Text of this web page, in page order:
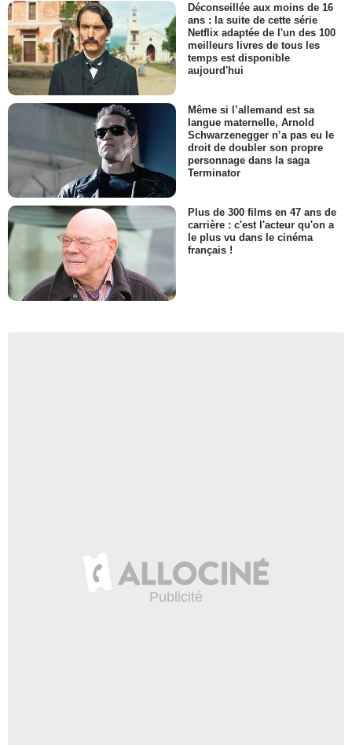
Déconseillée aux moins de 16
ans : la suite de cette série
Netflix adaptée de l'un des 100
meilleurs livres de tous les
temps est disponible
aujourd'hui
Même si l’allemand est sa
langue maternelle, Arnold
Schwarzenegger n’a pas eu le
droit de doubler son propre
personnage dans la saga
Terminator
Plus de 300 films en 47 ans de
carrière : c'est l'acteur qu'on a
le plus vu dans le cinéma
français !